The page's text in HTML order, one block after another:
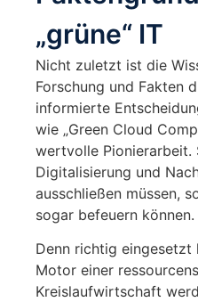
„grüne“ IT
Nicht zuletzt ist die
Forschung und Fakten
informierte
wie „Green Cloud
wertvolle Pionierarbeit.
Digitalisierung und
ausschließen müssen,
sogar befeuern können.
Denn richtig eingesetzt
Motor einer
Kreislaufwirtschaft